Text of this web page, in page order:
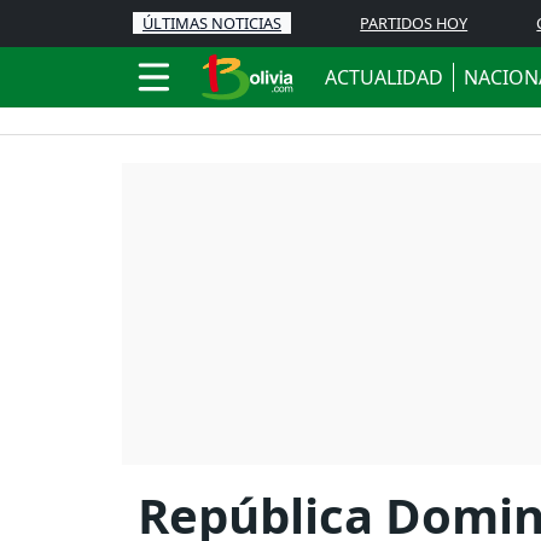
ÚLTIMAS NOTICIAS PARTIDOS HOY
ACTUALIDAD
República